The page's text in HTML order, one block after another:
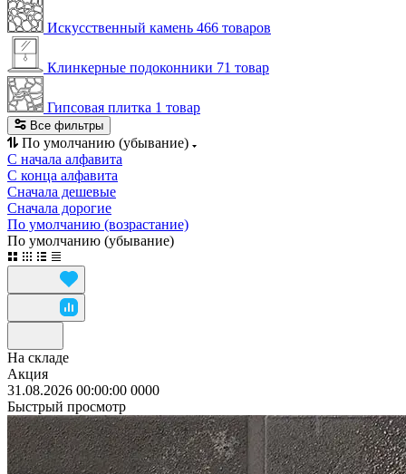
Искусственный камень 466 товаров
Клинкерные подоконники 71 товар
Гипсовая плитка 1 товар
Все фильтры
По умолчанию (убывание)
С начала алфавита
С конца алфавита
Сначала дешевые
Сначала дорогие
По умолчанию (возрастание)
По умолчанию (убывание)
На складе
Акция
31.08.2026 00:00:00 0000
Быстрый просмотр